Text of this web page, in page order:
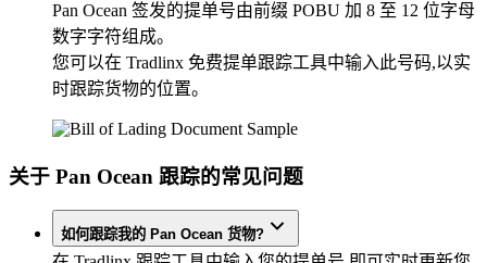
Pan Ocean 签发的提单号由前缀 POBU 加 8 至 12 位字母
数字字符组成。
您可以在 Tradlinx 免费提单跟踪工具中输入此号码,以实
时跟踪货物的位置。
关于 Pan Ocean 跟踪的常见问题
如何跟踪我的 Pan Ocean 货物?